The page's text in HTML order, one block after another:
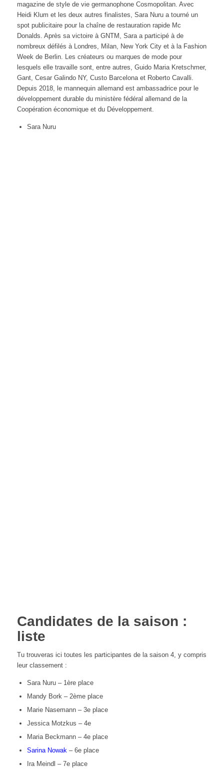
magazine de style de vie germanophone Cosmopolitan. Avec
Heidi Klum et les deux autres finalistes, Sara Nuru a tourné un
spot publicitaire pour la chaîne de restauration rapide Mc
Donalds. Après sa victoire à GNTM, Sara a participé à de
nombreux défilés à Londres, Milan, New York City et à la Fashion
Week de Berlin. Les créateurs ou marques de mode pour
lesquels elle travaille sont, entre autres, Guido Maria Kretschmer,
Gant, Cesar Galindo NY, Custo Barcelona et Roberto Cavalli.
Depuis 2018, le mannequin allemand est ambassadrice pour le
développement durable du ministère fédéral allemand de la
Coopération économique et du Développement.
Sara Nuru
Candidates de la saison :
liste
Tu trouveras ici toutes les participantes de la saison 4, y compris
leur classement :
Sara Nuru – 1ère place
Mandy Bork – 2ème place
Marie Nasemann – 3e place
Jessica Motzkus – 4e
Maria Beckmann – 4e place
Sarina Nowak– 6e place
Ira Meindl – 7e place